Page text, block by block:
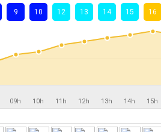
9 10 12 13 14 15 16
09h 10h 11h 12h 13h 14h 15h